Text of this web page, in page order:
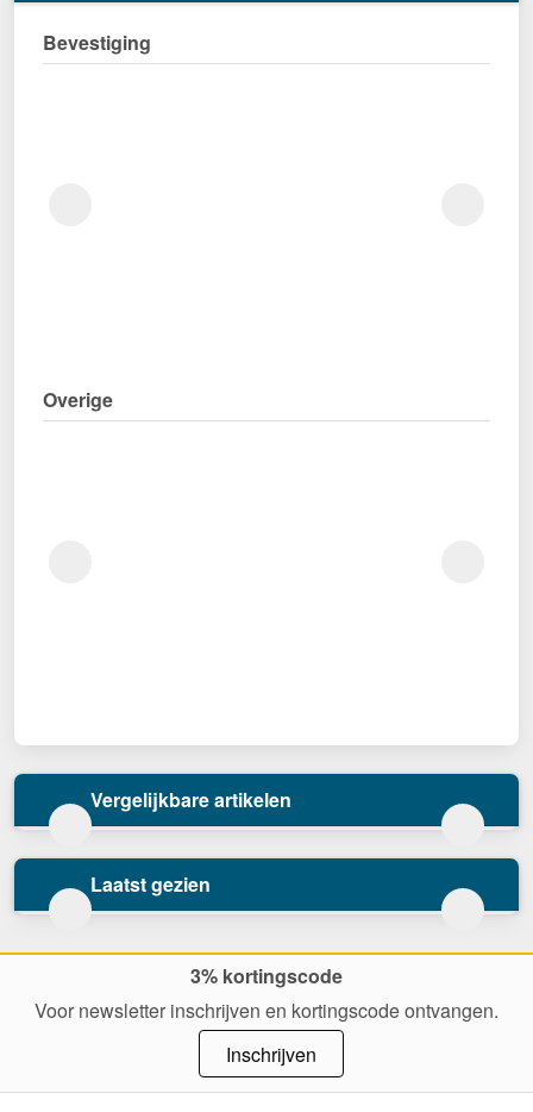
Bevestiging
Overige
Vergelijkbare artikelen
Laatst gezien
3% kortingscode
Voor newsletter inschrijven en kortingscode ontvangen.
Inschrijven